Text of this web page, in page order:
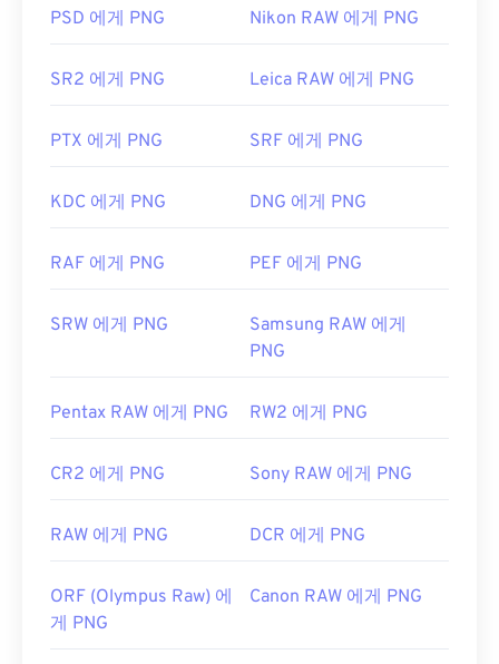
GIMP 나 Adobe Photoshop
과 같은 대체 프로그램은
PNG 파일을 열고 편집하는 데 유용합니다. PNG 파일
에 추가할 때는 주의해야 합니다. PNG 파일의 흥미로
효과를 적용할 수 있다는 것입니다.
개발자: PNG 개발 그룹
최초 출시:1996년 10월 1일
PNG에 대한 위키 문서
관련 PNG 도구:
세요
PSD 에게 PNG Nikon RAW 에게 PNG
SR2 에게 PNG Leica RAW 에게 PNG
PTX 에게 PNG SRF 에게 PNG
KDC 에게 PNG DNG 에게 PNG
RAF 에게 PNG PEF 에게 PNG
SRW 에게 PNG
Samsung RAW 에게
PNG
Pentax RAW 에게 PNG RW2 에게 PNG
CR2 에게 PNG Sony RAW 에게 PNG
RAW 에게 PNG DCR 에게 PNG
ORF (Olympus Raw) 에
게 PNG
Canon RAW 에게 PNG